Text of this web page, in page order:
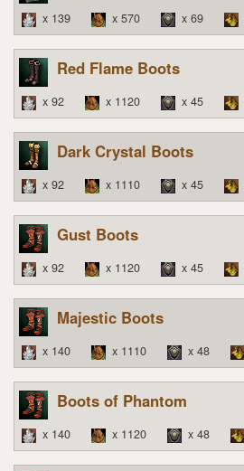
x 139 x 570 x 69
Red Flame Boots
x 92 x 1120 x 45
Dark Crystal Boots
x 92 x 1110 x 45
Gust Boots
x 92 x 1120 x 45
Majestic Boots
x 140 x 1110 x 48
Boots of Phantom
x 140 x 1120 x 48